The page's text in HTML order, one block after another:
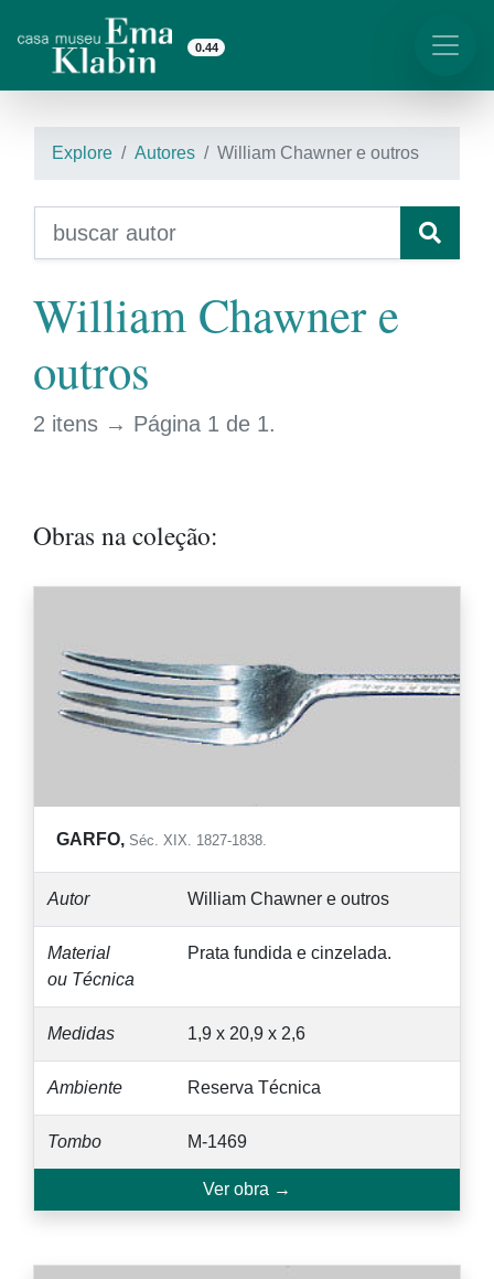
0.44
Explore Autores William Chawner e outros
William Chawner e
outros
2 itens → Página 1 de 1.
Obras na coleção:
GARFO, Séc. XIX. 1827-1838.
Autor William Chawner e outros
Material
ou Técnica
Prata fundida e cinzelada.
Medidas 1,9 x 20,9 x 2,6
Ambiente Reserva Técnica
Tombo M-1469
Ver obra →